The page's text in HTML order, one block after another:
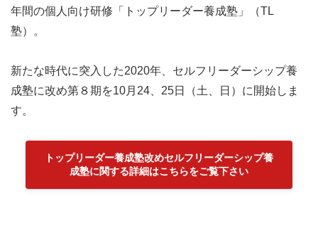
年間の個人向け研修「トップリーダー養成塾」（TL
塾）。
新たな時代に突入した2020年、セルフリーダーシップ養
成塾に改め第８期を10月24、25日（土、日）に開始しま
す。
トップリーダー養成塾改めセルフリーダーシップ養
成塾に関する詳細はこちらをご覧下さい